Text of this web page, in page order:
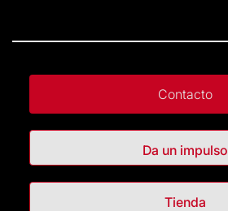
Contacto
Da un impulso
Tienda